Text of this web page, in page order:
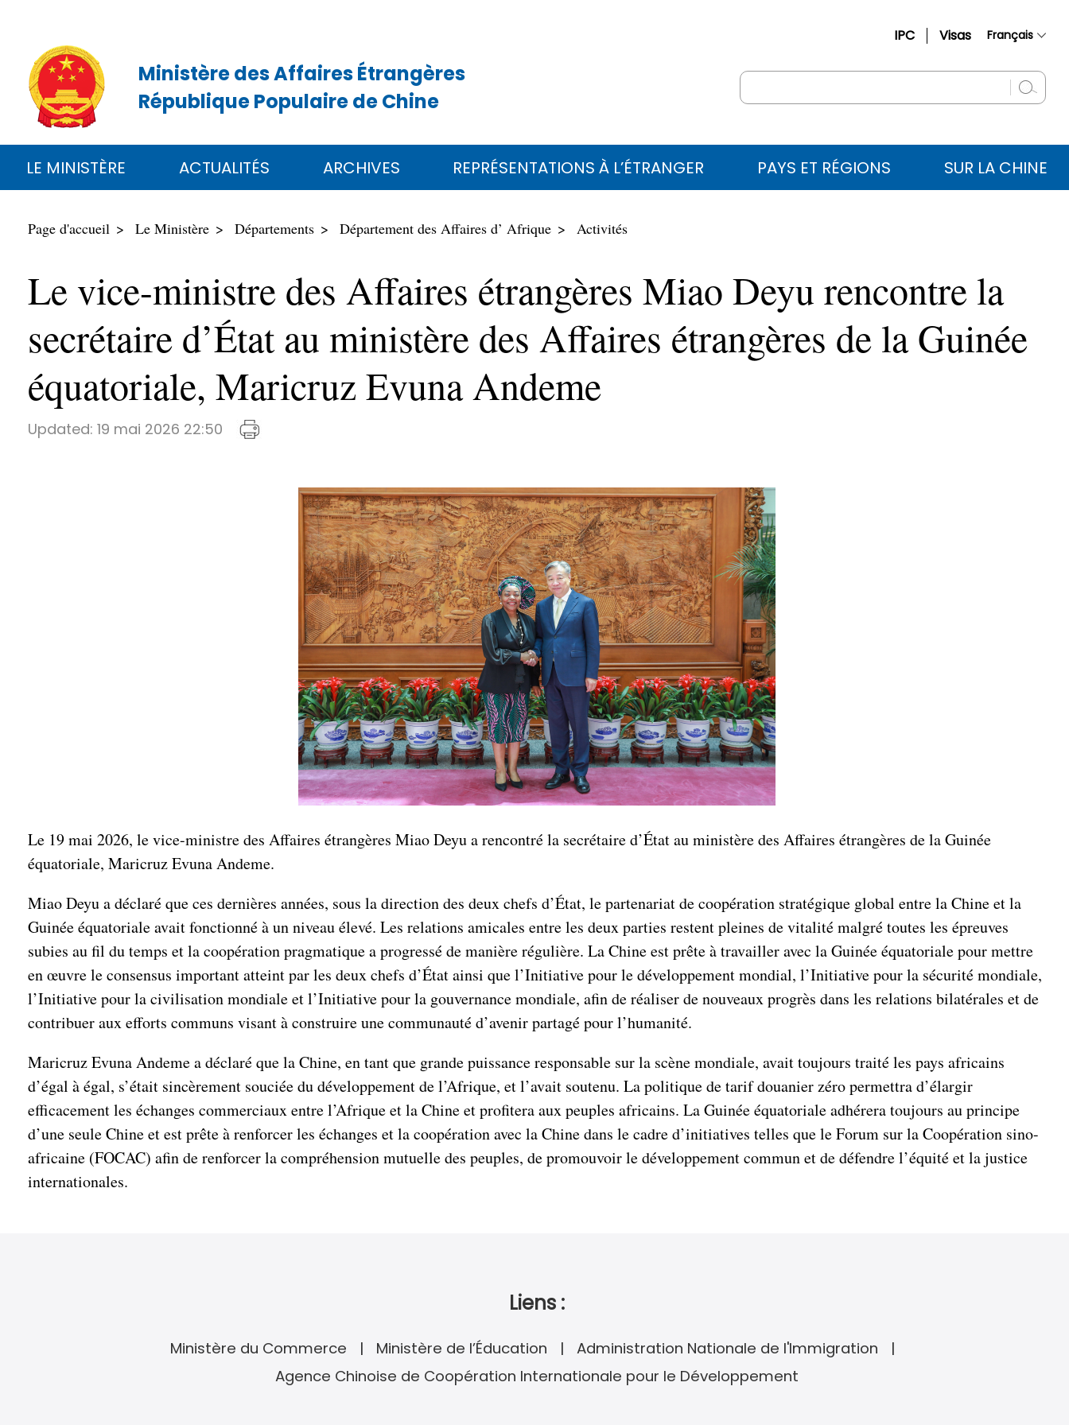
IPC Visas Français
English
عربي
Ministère des Affaires Étrangères
République Populaire de Chine
LE MINISTÈRE ACTUALITÉS ARCHIVES REPRÉSENTATIONS À L’ÉTRANGER PAYS ET RÉGIONS SUR LA CHINE
Page d'accueil Le Ministère Départements Département des Affaires d’ Afrique Activités
Le vice-ministre des Affaires étrangères Miao Deyu rencontre la
secrétaire d’État au ministère des Affaires étrangères de la Guinée
équatoriale, Maricruz Evuna Andeme
Updated: 19 mai 2026 22:50
Le 19 mai 2026, le vice-ministre des Affaires étrangères Miao Deyu a rencontré la secrétaire d’État au ministère des Affaires étrangères de la Guinée
équatoriale, Maricruz Evuna Andeme.
Miao Deyu a déclaré que ces dernières années, sous la direction des deux chefs d’État, le partenariat de coopération stratégique global entre la Chine et la
Guinée équatoriale avait fonctionné à un niveau élevé. Les relations amicales entre les deux parties restent pleines de vitalité malgré toutes les épreuves
subies au fil du temps et la coopération pragmatique a progressé de manière régulière. La Chine est prête à travailler avec la Guinée équatoriale pour mettre
en œuvre le consensus important atteint par les deux chefs d’État ainsi que l’Initiative pour le développement mondial, l’Initiative pour la sécurité mondiale,
l’Initiative pour la civilisation mondiale et l’Initiative pour la gouvernance mondiale, afin de réaliser de nouveaux progrès dans les relations bilatérales et de
contribuer aux efforts communs visant à construire une communauté d’avenir partagé pour l’humanité.
Maricruz Evuna Andeme a déclaré que la Chine, en tant que grande puissance responsable sur la scène mondiale, avait toujours traité les pays africains
d’égal à égal, s’était sincèrement souciée du développement de l’Afrique, et l’avait soutenu. La politique de tarif douanier zéro permettra d’élargir
efficacement les échanges commerciaux entre l’Afrique et la Chine et profitera aux peuples africains. La Guinée équatoriale adhérera toujours au principe
d’une seule Chine et est prête à renforcer les échanges et la coopération avec la Chine dans le cadre d’initiatives telles que le Forum sur la Coopération sino-
africaine (FOCAC) afin de renforcer la compréhension mutuelle des peuples, de promouvoir le développement commun et de défendre l’équité et la justice
internationales.
Liens :
Ministère du Commerce Ministère de l’Éducation
Administration Nationale de l'Immigration
Agence Chinoise de Coopération Internationale pour le Développement